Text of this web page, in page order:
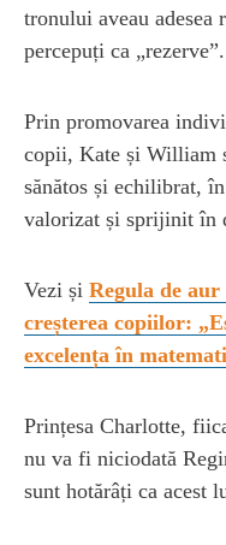
tronului aveau
percepuți ca „rezerve”.
Prin promovarea
copii, Kate și William
sănătos și echilibrat,
valorizat și sprijinit în
Vezi și Regula de
creșterea copiilor:
excelența în
Prințesa Charlotte,
nu va fi niciodată
sunt hotărâți ca acest